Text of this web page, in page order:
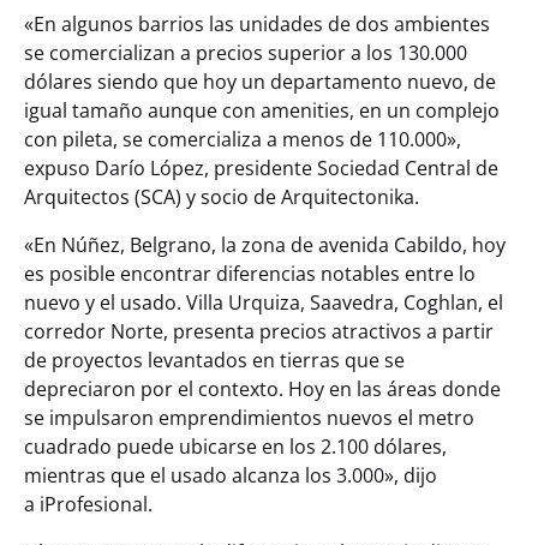
«En algunos barrios las unidades de dos ambientes
se comercializan a precios superior a los 130.000
dólares siendo que hoy un departamento nuevo, de
igual tamaño aunque con amenities, en un complejo
con pileta, se comercializa a menos de 110.000»,
expuso Darío López, presidente Sociedad Central de
Arquitectos (SCA) y socio de Arquitectonika.
«En Núñez, Belgrano, la zona de avenida Cabildo, hoy
es posible encontrar diferencias notables entre lo
nuevo y el usado. Villa Urquiza, Saavedra, Coghlan, el
corredor Norte, presenta precios atractivos a partir
de proyectos levantados en tierras que se
depreciaron por el contexto. Hoy en las áreas donde
se impulsaron emprendimientos nuevos el metro
cuadrado puede ubicarse en los 2.100 dólares,
mientras que el usado alcanza los 3.000», dijo
a iProfesional.